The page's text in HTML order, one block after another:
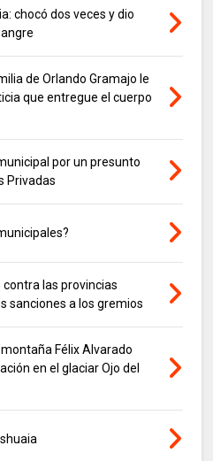
chocó dos veces y dio
de Orlando Gramajo le
que entregue el cuerpo
por un presunto
Privadas
contra las provincias
sanciones a los gremios
Félix Alvarado
en el glaciar Ojo del